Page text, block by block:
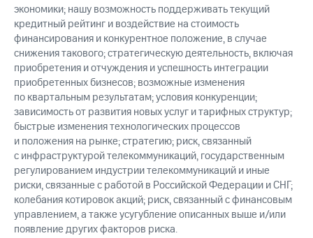
экономики; нашу возможность поддерживать текущий
кредитный рейтинг и воздействие на стоимость
финансирования и конкурентное положение, в случае
снижения такового; стратегическую деятельность, включая
приобретения и отчуждения и успешность интеграции
приобретенных бизнесов; возможные изменения
по квартальным результатам; условия конкуренции;
зависимость от развития новых услуг и тарифных структур;
быстрые изменения технологических процессов
и положения на рынке; стратегию; риск, связанный
с инфраструктурой телекоммуникаций, государственным
регулированием индустрии телекоммуникаций и иные
риски, связанные с работой в Российской Федерации и СНГ;
колебания котировок акций; риск, связанный с финансовым
управлением, а также усугубление описанных выше и/или
появление других факторов риска.